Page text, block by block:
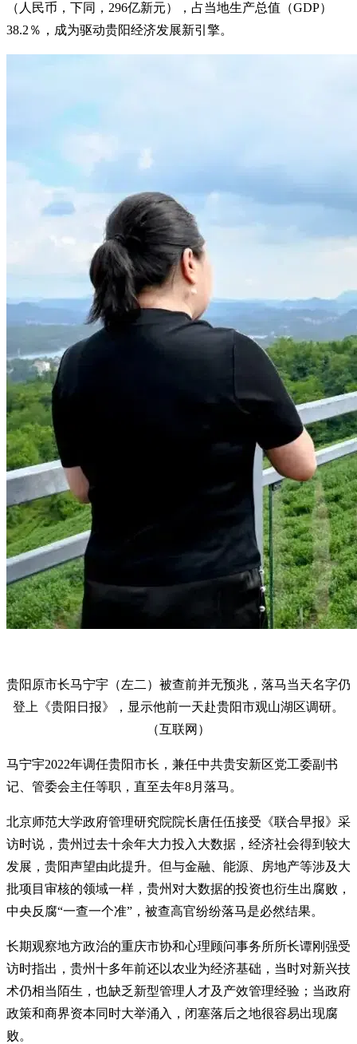
（人民币，下同，296亿新元），占当地生产总值（GDP）
38.2％，成为驱动贵阳经济发展新引擎。
贵阳原市长马宁宇（左二）被查前并无预兆，落马当天名字仍
登上《贵阳日报》，显示他前一天赴贵阳市观山湖区调研。
（互联网）
马宁宇2022年调任贵阳市长，兼任中共贵安新区党工委副书
记、管委会主任等职，直至去年8月落马。
北京师范大学政府管理研究院院长唐任伍接受《联合早报》采
访时说，贵州过去十余年大力投入大数据，经济社会得到较大
发展，贵阳声望由此提升。但与金融、能源、房地产等涉及大
批项目审核的领域一样，贵州对大数据的投资也衍生出腐败，
中央反腐“一查一个准”，被查高官纷纷落马是必然结果。
长期观察地方政治的重庆市协和心理顾问事务所所长谭刚强受
访时指出，贵州十多年前还以农业为经济基础，当时对新兴技
术仍相当陌生，也缺乏新型管理人才及产效管理经验；当政府
政策和商界资本同时大举涌入，闭塞落后之地很容易出现腐
败。